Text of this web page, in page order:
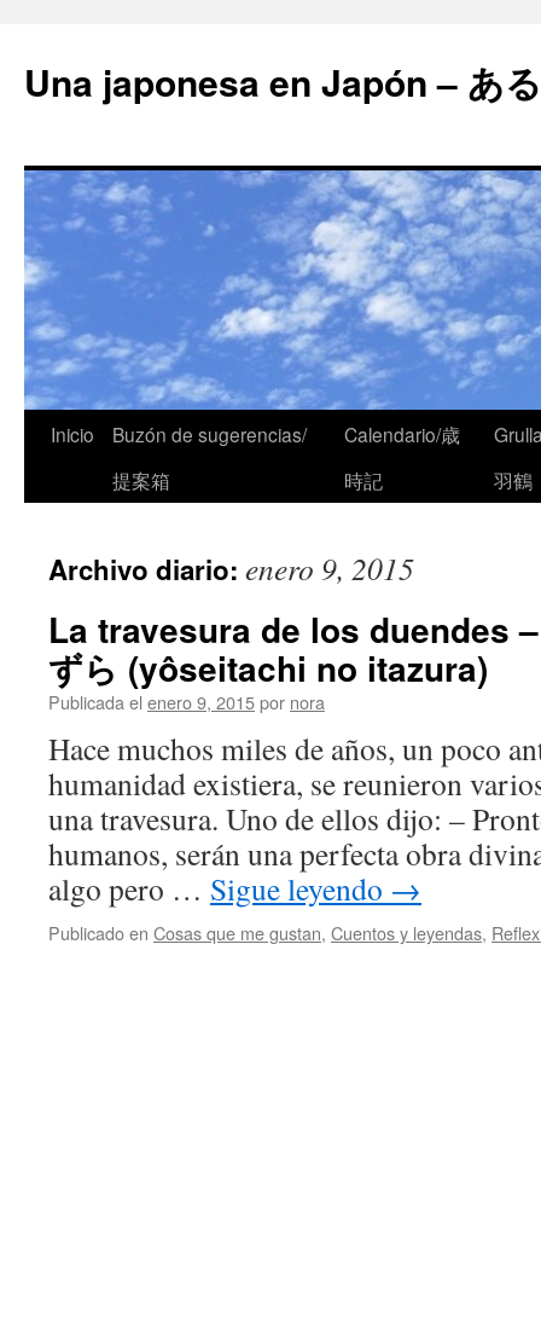
Una japonesa en Japón – あ
Inicio
Buzón de sugerencias/
提案箱
Calendario/歳
時記
羽鶴
Archivo diario: enero 9, 2015
La travesura de los duendes
ずら (yôseitachi no itazura)
Publicada el enero 9, 2015por nora
Hace muchos miles de años, un poco
humanidad existiera, se reunieron
una travesura. Uno de ellos dijo: –
humanos, serán una perfecta obra
algo pero … Sigue leyendo →
Publicado en Cosas que me gustan, Cuentos y leyendas,